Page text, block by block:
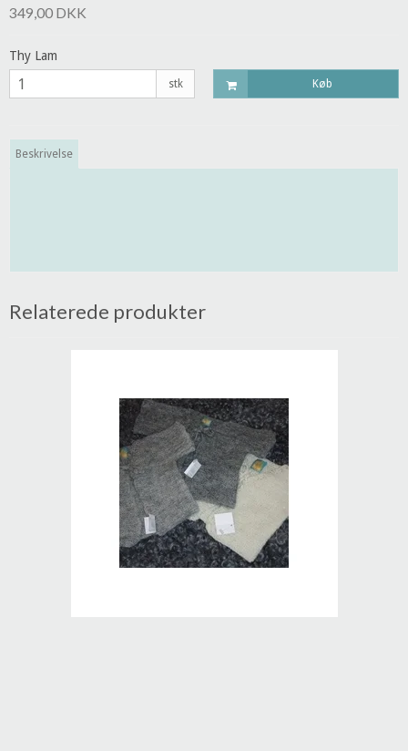
349,00 DKK
Thy Lam
stk Køb
Beskrivelse
Relaterede produkter